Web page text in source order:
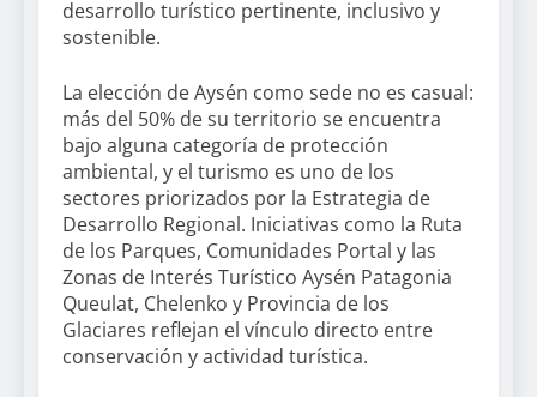
desarrollo turístico pertinente, inclusivo y
sostenible.
La elección de Aysén como sede no es casual:
más del 50% de su territorio se encuentra
bajo alguna categoría de protección
ambiental, y el turismo es uno de los
sectores priorizados por la Estrategia de
Desarrollo Regional. Iniciativas como la Ruta
de los Parques, Comunidades Portal y las
Zonas de Interés Turístico Aysén Patagonia
Queulat, Chelenko y Provincia de los
Glaciares reflejan el vínculo directo entre
conservación y actividad turística.